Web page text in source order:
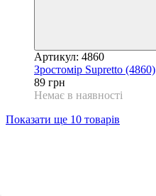
Артикул: 4860
Зростомір Supretto (4860)
89 грн
Немає в наявності
Показати ще 10 товарів